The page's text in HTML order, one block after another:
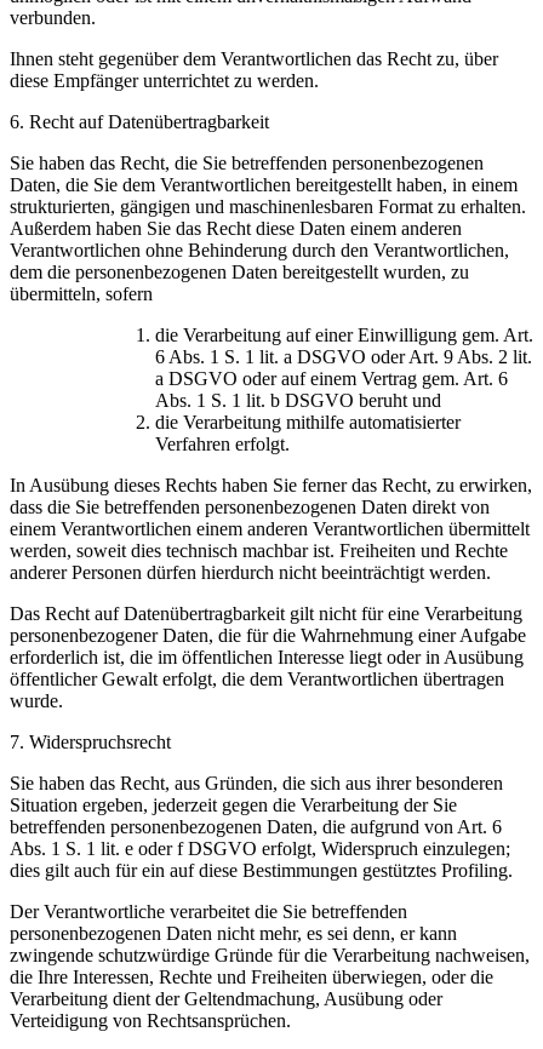
verbunden.
Ihnen steht gegenüber dem Verantwortlichen das Recht zu, über
diese Empfänger unterrichtet zu werden.
6. Recht auf Datenübertragbarkeit
Sie haben das Recht, die Sie betreffenden personenbezogenen
Daten, die Sie dem Verantwortlichen bereitgestellt haben, in einem
strukturierten, gängigen und maschinenlesbaren Format zu erhalten.
Außerdem haben Sie das Recht diese Daten einem anderen
Verantwortlichen ohne Behinderung durch den Verantwortlichen,
dem die personenbezogenen Daten bereitgestellt wurden, zu
übermitteln, sofern
die Verarbeitung auf einer Einwilligung gem. Art.
6 Abs. 1 S. 1 lit. a DSGVO oder Art. 9 Abs. 2 lit.
a DSGVO oder auf einem Vertrag gem. Art. 6
Abs. 1 S. 1 lit. b DSGVO beruht und
die Verarbeitung mithilfe automatisierter
Verfahren erfolgt.
In Ausübung dieses Rechts haben Sie ferner das Recht, zu erwirken,
dass die Sie betreffenden personenbezogenen Daten direkt von
einem Verantwortlichen einem anderen Verantwortlichen übermittelt
werden, soweit dies technisch machbar ist. Freiheiten und Rechte
anderer Personen dürfen hierdurch nicht beeinträchtigt werden.
Das Recht auf Datenübertragbarkeit gilt nicht für eine Verarbeitung
personenbezogener Daten, die für die Wahrnehmung einer Aufgabe
erforderlich ist, die im öffentlichen Interesse liegt oder in Ausübung
öffentlicher Gewalt erfolgt, die dem Verantwortlichen übertragen
wurde.
7. Widerspruchsrecht
Sie haben das Recht, aus Gründen, die sich aus ihrer besonderen
Situation ergeben, jederzeit gegen die Verarbeitung der Sie
betreffenden personenbezogenen Daten, die aufgrund von Art. 6
Abs. 1 S. 1 lit. e oder f DSGVO erfolgt, Widerspruch einzulegen;
dies gilt auch für ein auf diese Bestimmungen gestütztes Profiling.
Der Verantwortliche verarbeitet die Sie betreffenden
personenbezogenen Daten nicht mehr, es sei denn, er kann
zwingende schutzwürdige Gründe für die Verarbeitung nachweisen,
die Ihre Interessen, Rechte und Freiheiten überwiegen, oder die
Verarbeitung dient der Geltendmachung, Ausübung oder
Verteidigung von Rechtsansprüchen.